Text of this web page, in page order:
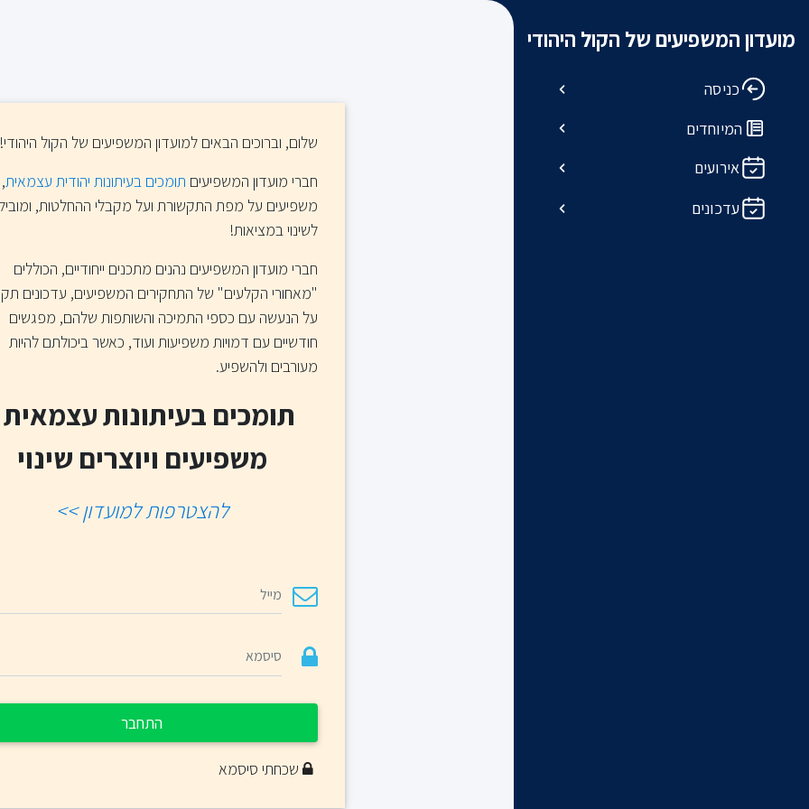
מועדון המשפיעים של הקול היהודי
כניסה
המיוחדים
אירועים
עדכונים
שלום, וברוכים הבאים למועדון המשפיעים של הקול היהודי!
חברי מועדון המשפיעים תומכים בעיתונות יהודית עצמאית
משפיעים על מפת התקשורת ועל מקבלי ההחלטות,
לשינוי במציאות!
חברי מועדון המשפיעים נהנים מתכנים ייחודיים, הכוללים
"מאחורי הקלעים" של התחקירים המשפיעים, עדכונים
על הנעשה עם כספי התמיכה והשותפות שלהם, מפגשים
חודשיים עם דמויות משפיעות ועוד, כאשר ביכולתם להיות
מעורבים ולהשפיע.
תומכים בעיתונות
משפיעים ויוצרים שינוי
להצטרפות למועדון >>
התחבר
שכחתי סיסמא